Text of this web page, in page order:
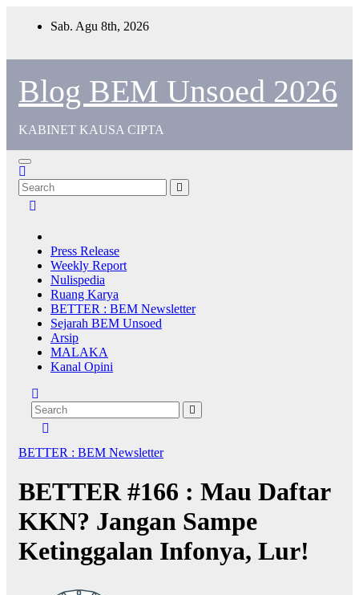
Sab. Agu 8th, 2026
Blog BEM Unsoed 2026
KABINET KAUSA CIPTA
Press Release
Weekly Report
Nulispedia
Ruang Karya
BETTER : BEM Newsletter
Sejarah BEM Unsoed
Arsip
MALAKA
Kanal Opini
BETTER : BEM Newsletter
BETTER #166 : Mau Daftar
KKN? Jangan Sampe
Ketinggalan Infonya, Lur!